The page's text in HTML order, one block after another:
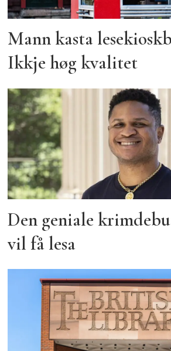
Mann kasta
Ikkje høg kvalitet
Den geniale
vil få lesa